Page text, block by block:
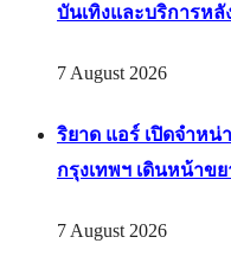
บันเทิงและบริการหลั
7 August 2026
ริยาด แอร์ เปิดจำหน่
กรุงเทพฯ เดินหน้าข
7 August 2026